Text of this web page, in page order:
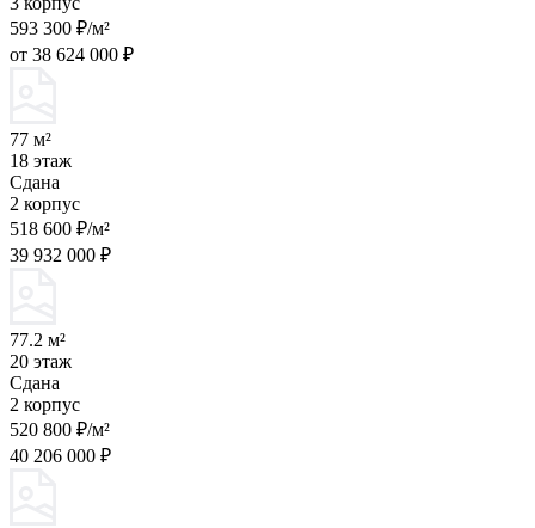
593 300 ₽/м²
от 38 624 000 ₽
77 м²
18 этаж
Сдана
2 корпус
518 600 ₽/м²
39 932 000 ₽
77.2 м²
20 этаж
Сдана
2 корпус
520 800 ₽/м²
40 206 000 ₽